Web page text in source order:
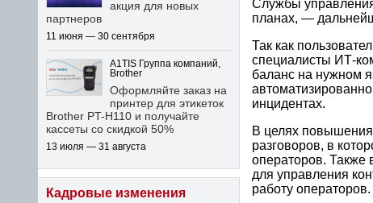
Службы
планах, —
Так как
специалисты ИТ-
баланс на нужном
инцидентах.
В целях повышения
разговоров, в
операторов. Также
для управления
работу операторов.
акция для новых
партнеров
11 июня — 30 сентября
A1TIS Группа компаний,
Brother
Оформляйте заказ на
принтер для этикеток
Brother PT-H110 и получайте
кассеты со скидкой 50%
13 июля — 31 августа
Кадровые изменения